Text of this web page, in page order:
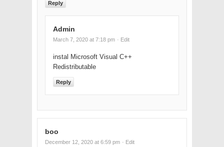
Reply
Admin
March 7, 2020 at 7:18 pm · Edit
instal Microsoft Visual C++
Redistributable
Reply
boo
December 12, 2020 at 6:59 pm · Edit